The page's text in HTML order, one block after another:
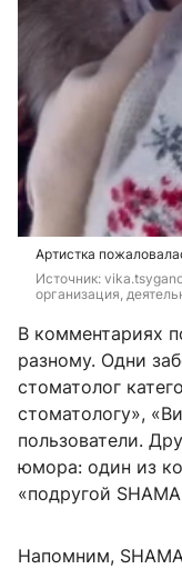
Артистка
Источник:
организация,
В комментариях
разному. Одни
стоматолог
стоматологу»,
пользователи.
юмора: один из
«подругой
Напомним,